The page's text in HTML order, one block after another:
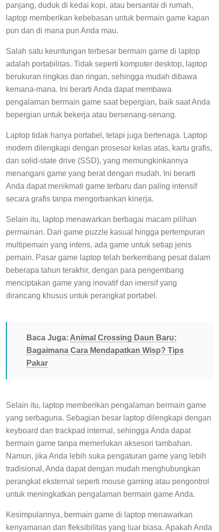
panjang, duduk di kedai kopi, atau bersantai di rumah,
laptop memberikan kebebasan untuk bermain game kapan
pun dan di mana pun Anda mau.
Salah satu keuntungan terbesar bermain game di laptop
adalah portabilitas. Tidak seperti komputer desktop, laptop
berukuran ringkas dan ringan, sehingga mudah dibawa
kemana-mana. Ini berarti Anda dapat membawa
pengalaman bermain game saat bepergian, baik saat Anda
bepergian untuk bekerja atau bersenang-senang.
Laptop tidak hanya portabel, tetapi juga bertenaga. Laptop
modern dilengkapi dengan prosesor kelas atas, kartu grafis,
dan solid-state drive (SSD), yang memungkinkannya
menangani game yang berat dengan mudah. Ini berarti
Anda dapat menikmati game terbaru dan paling intensif
secara grafis tanpa mengorbankan kinerja.
Selain itu, laptop menawarkan berbagai macam pilihan
permainan. Dari game puzzle kasual hingga pertempuran
multipemain yang intens, ada game untuk setiap jenis
pemain. Pasar game laptop telah berkembang pesat dalam
beberapa tahun terakhir, dengan para pengembang
menciptakan game yang inovatif dan imersif yang
dirancang khusus untuk perangkat portabel.
Baca Juga: Animal Crossing Daun Baru:
Bagaimana Cara Mendapatkan Wisp? Tips
Pakar
Selain itu, laptop memberikan pengalaman bermain game
yang serbaguna. Sebagian besar laptop dilengkapi dengan
keyboard dan trackpad internal, sehingga Anda dapat
bermain game tanpa memerlukan aksesori tambahan.
Namun, jika Anda lebih suka pengaturan game yang lebih
tradisional, Anda dapat dengan mudah menghubungkan
perangkat eksternal seperti mouse gaming atau pengontrol
untuk meningkatkan pengalaman bermain game Anda.
Kesimpulannya, bermain game di laptop menawarkan
kenyamanan dan fleksibilitas yang luar biasa. Apakah Anda